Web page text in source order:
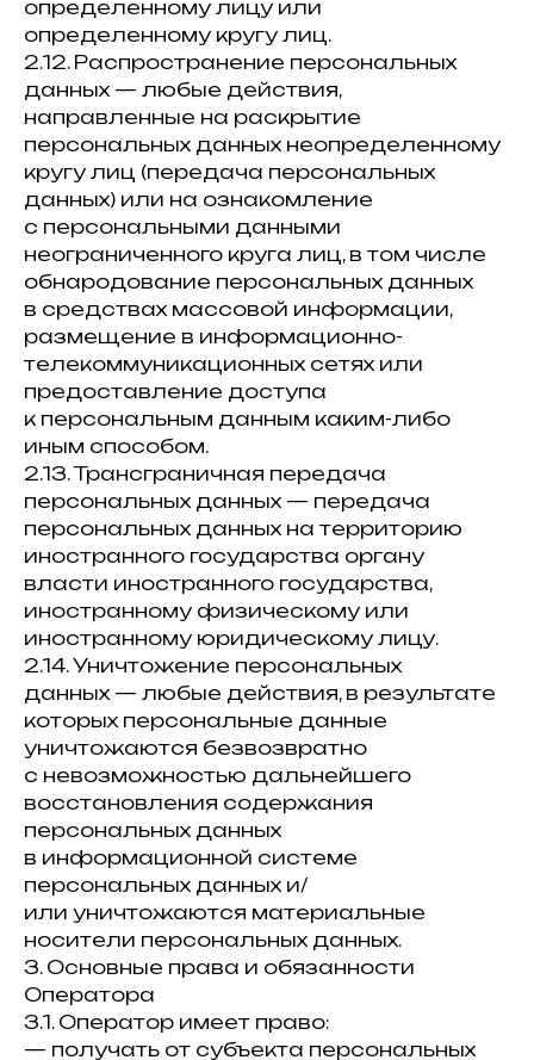
определенному лицу или
определенному кругу лиц.
2.12. Распространение персональных
данных — любые действия,
направленные на раскрытие
персональных данных неопределенному
кругу лиц (передача персональных
данных) или на ознакомление
с персональными данными
неограниченного круга лиц, в том числе
обнародование персональных данных
в средствах массовой информации,
размещение в информационно-
телекоммуникационных сетях или
предоставление доступа
к персональным данным каким-либо
иным способом.
2.13. Трансграничная передача
персональных данных — передача
персональных данных на территорию
иностранного государства органу
власти иностранного государства,
иностранному физическому или
иностранному юридическому лицу.
2.14. Уничтожение персональных
данных — любые действия, в результате
которых персональные данные
уничтожаются безвозвратно
с невозможностью дальнейшего
восстановления содержания
персональных данных
в информационной системе
персональных данных и/
или уничтожаются материальные
носители персональных данных.
3. Основные права и обязанности
Оператора
3.1. Оператор имеет право:
— получать от субъекта персональных